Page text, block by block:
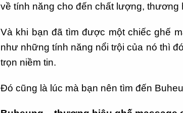
về tính năng cho đến chất lượng, thương
Và khi bạn đã tìm được một chiếc ghế
như những tính năng nổi trội của nó thì
trọn niềm tin.
Đó cũng là lúc mà bạn nên tìm đến